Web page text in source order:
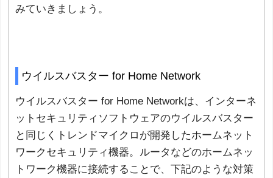
みていきましょう。
ウイルスバスター for Home Network
ウイルスバスター for Home Networkは、インターネ
ットセキュリティソフトウェアのウイルスバスター
と同じくトレンドマイクロが開発したホームネット
ワークセキュリティ機器。ルータなどのホームネッ
トワーク機器に接続することで、下記のような対策